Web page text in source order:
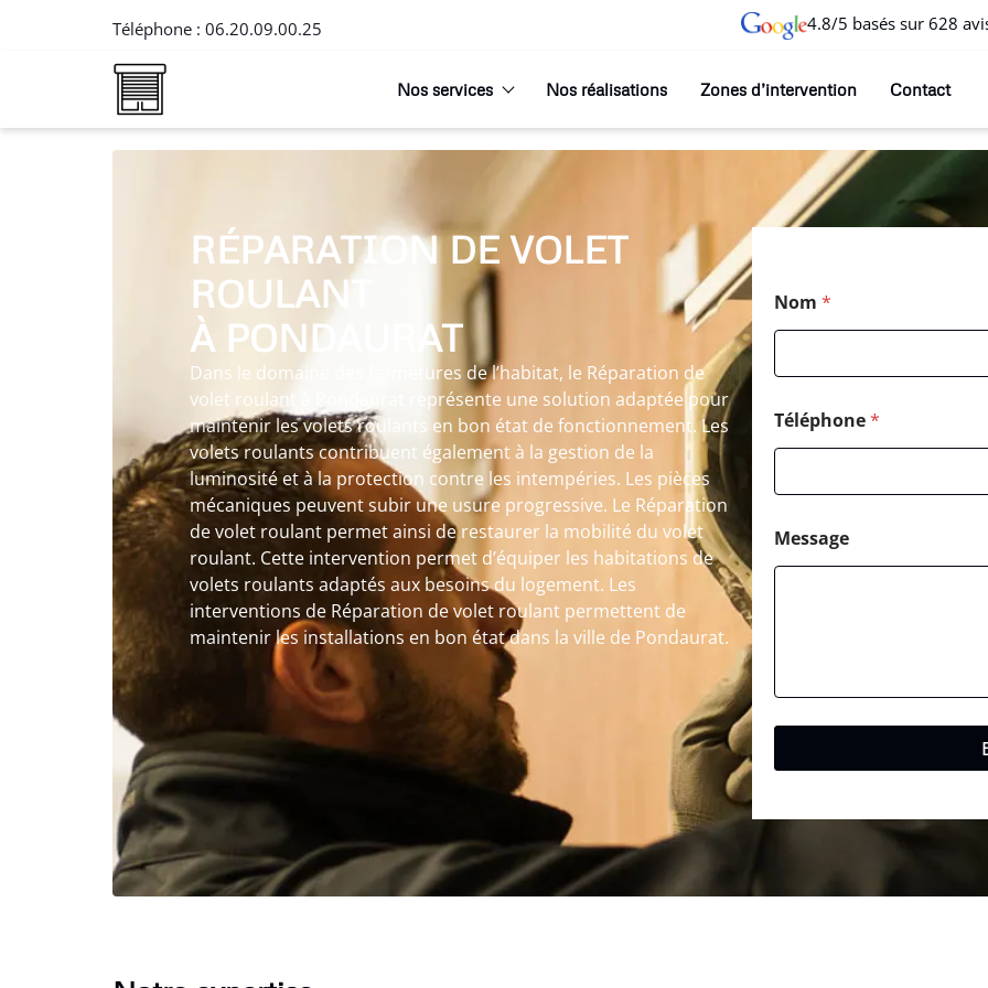
Téléphone : 06.20.09.00.25 4.8/5 basés sur 628
Nos services Nos réalisations Zones d’intervention Contact
RÉPARATION DE VOLET
ROULANT
À PONDAURAT
Dans le domaine des fermetures de l’habitat, le Réparation de
volet roulant à Pondaurat représente une solution adaptée pour
maintenir les volets roulants en bon état de fonctionnement. Les
volets roulants contribuent également à la gestion de la
luminosité et à la protection contre les intempéries. Les pièces
mécaniques peuvent subir une usure progressive. Le Réparation
de volet roulant permet ainsi de restaurer la mobilité du volet
roulant. Cette intervention permet d’équiper les habitations de
volets roulants adaptés aux besoins du logement. Les
interventions de Réparation de volet roulant permettent de
maintenir les installations en bon état dans la ville de Pondaurat.
Nom *
Téléphone*
Message